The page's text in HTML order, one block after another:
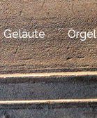
Geläute Orgel